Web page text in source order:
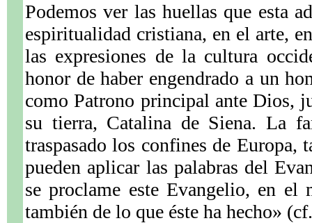
Podemos ver las huellas que esta
espiritualidad cristiana, en el arte,
las expresiones de la cultura
honor de haber engendrado a un
como Patrono principal ante Dios,
su tierra, Catalina de Siena. La
traspasado los confines de Europa,
pueden aplicar las palabras del
se proclame este Evangelio, en el
también de lo que éste ha hecho»